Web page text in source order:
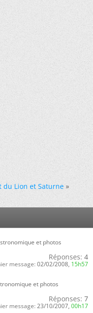
du Lion et Saturne »
et photos
Réponses: 4
message: 02/02/2008, 15h57
et photos
Réponses: 7
message: 23/10/2007, 00h17